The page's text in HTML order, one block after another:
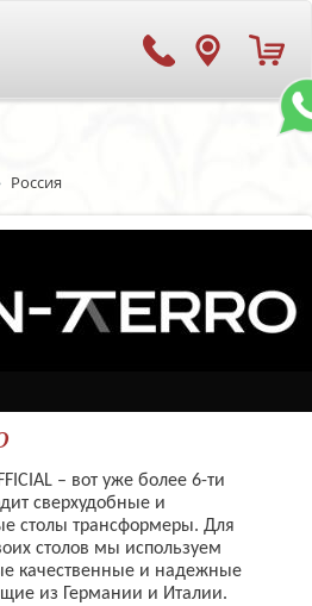
Россия
– вот уже более 6-ти
сверхудобные и
столы трансформеры. Для
столов мы используем
качественные и надежные
из Германии и Италии.